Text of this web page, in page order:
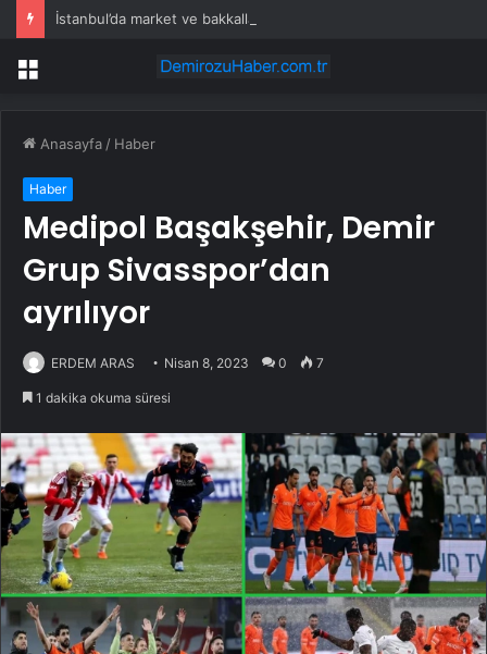
Menü
Anasayfa / Haber
Haber
Medipol Başakşehir, Demir
Grup Sivasspor’dan
ayrılıyor
ERDEM ARAS Nisan 8, 2023 0 7
1 dakika okuma süresi